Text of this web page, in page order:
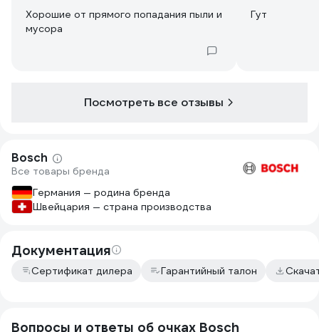
Хорошие от прямого попадания пыли и
мусора
Гут
Посмотреть все отзывы
Bosch
Все товары бренда
Германия — родина бренда
Швейцария — страна производства
Документация
Сертификат дилера Гарантийный талон
Вопросы и ответы об очках Bosch